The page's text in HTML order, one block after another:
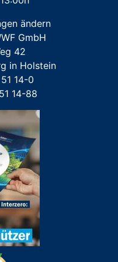
für Austausch-
ändern
GmbH
42
in Holstein
14-0
14-88